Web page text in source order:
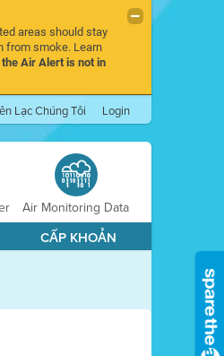
areas should stay
from smoke. Learn
Air Alert is not in
Lạc Chúng Tôi Login
Air Monitoring Data
CẤP KHOẢN